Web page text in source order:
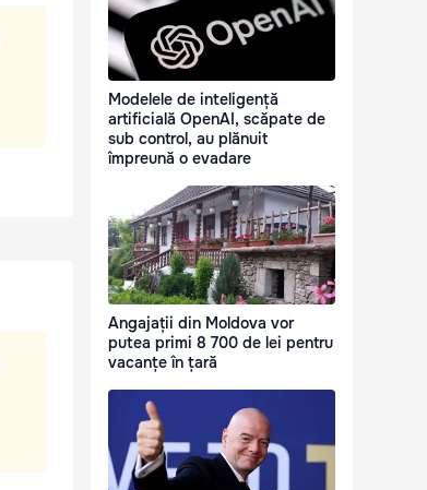
Modelele de inteligență
artificială OpenAI, scăpate de
sub control, au plănuit
împreună o evadare
Angajații din Moldova vor
putea primi 8 700 de lei pentru
vacanțe în țară